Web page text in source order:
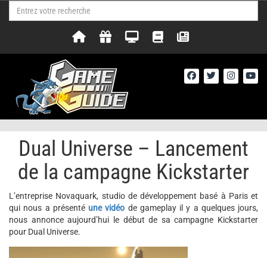
Dual Universe – Lancement
de la campagne Kickstarter
L’entreprise Novaquark, studio de développement basé à Paris et
qui nous a présenté une vidéo de gameplay il y a quelques jours,
nous annonce aujourd’hui le début de sa campagne Kickstarter
pour Dual Universe.